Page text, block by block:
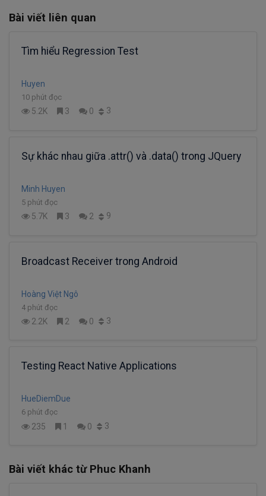
Bài viết liên quan
Tìm hiểu Regression Test
Huyen
10 phút đọc
5.2K 3 0 3
Sự khác nhau giữa .attr() và .data() trong JQuery
Minh Huyen
5 phút đọc
5.7K 3 2 9
Broadcast Receiver trong Android
Hoàng Việt Ngô
4 phút đọc
2.2K 2 0 3
Testing React Native Applications
HueDiemDue
6 phút đọc
235 1 0 3
Bài viết khác từ Phuc Khanh